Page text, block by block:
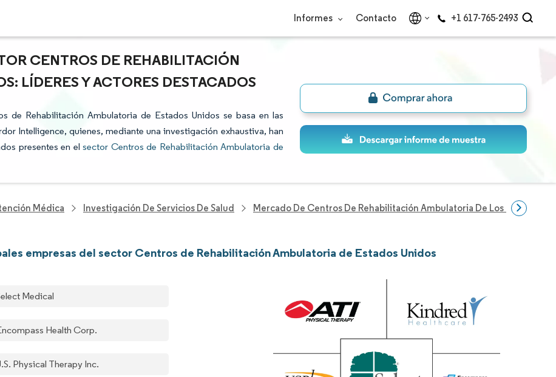
Informes Contacto +1 617-765-2493
CENTROS DE REHABILITACIÓN
LÍDERES Y ACTORES DESTACADOS
de Rehabilitación Ambulatoria de Estados Unidos se basa en las
Intelligence, quienes, mediante una investigación exhaustiva, han
presentes en elsector Centros de Rehabilitación Ambulatoria de
Médica Investigación De Servicios De Salud Mercado De Centros De Rehabilitación Ambulatoria De Los Estados
empresas del sector Centros de Rehabilitación Ambulatoria de Estados Unidos
Medical
Health Corp.
Physical Therapy Inc.